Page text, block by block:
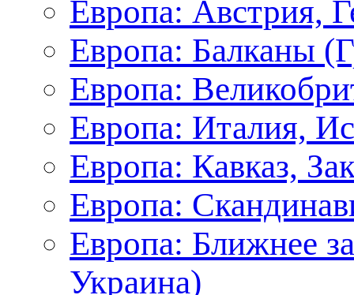
Европа: Австрия,
Европа: Балканы
Европа:
Европа: Италия,
Европа: Кавказ,
Европа:
Европа: Ближнее
Украина)